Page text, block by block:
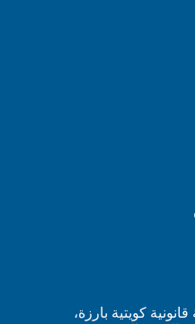
كويتية بارزة،